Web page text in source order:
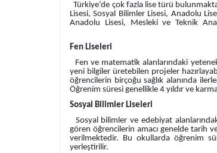
Türkiye’de çok fazla lise türü
Lisesi, Sosyal Bilimler Lisesi, Anadolu
Anadolu Lisesi, Mesleki ve
Fen Liseleri
Fen ve matematik alanlarındaki
yeni bilgiler üretebilen projeler
öğrencilerin birçoğu sağlık alanında
Öğrenim süresi genellikle 4 yıldır ve
Sosyal Bilimler Liseleri
Sosyal bilimler ve edebiyat
gören öğrencilerin amacı genelde tarih
verilmektedir. Bu okullarda öğrenim
yerleştirilir.